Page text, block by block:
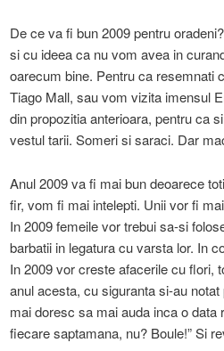
De ce va fi bun 2009 pentru
si cu ideea ca nu vom avea in
oarecum bine. Pentru ca resemnati
Tiago Mall, sau vom vizita imensul
din propozitia anterioara, pentru ca
vestul tarii. Someri si saraci. Dar
Anul 2009 va fi mai bun deoarece
fir, vom fi mai intelepti. Unii vor fi
In 2009 femeile vor trebui sa-si
barbatii in legatura cu varsta lor. In
In 2009 vor creste afacerile cu flori,
anul acesta, cu siguranta si-au
mai doresc sa mai auda inca o data
fiecare saptamana, nu? Boule!” Si